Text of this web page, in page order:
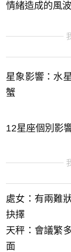
情緒造成的風波
星象影響：水
蟹
12星座個別影
處女：有兩難
抉擇
天秤：會議繁
面